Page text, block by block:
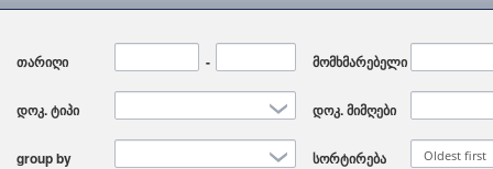
თარიღი - მომხმარებელი
დოკ. ტიპი დოკ. მიმღები
group by სორტირება Oldest first